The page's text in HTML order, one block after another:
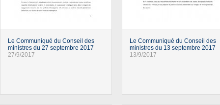
Le Communiqué du Conseil des
ministres du 27 septembre 2017
27/9/2017
Le Communiqué du Conseil des
ministres du 13 septembre 2017
13/9/2017